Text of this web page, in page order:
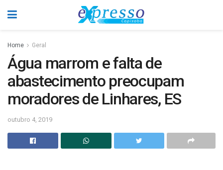
Home Geral
Água marrom e falta de
abastecimento preocupam
moradores de Linhares, ES
outubro 4, 2019